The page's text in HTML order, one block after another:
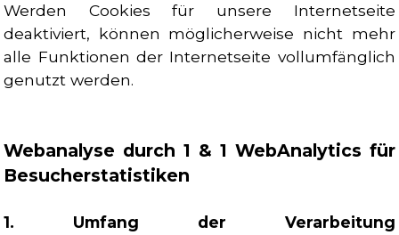
Werden Cookies für unsere Internetseite
deaktiviert, können möglicherweise nicht mehr
alle Funktionen der Internetseite vollumfänglich
genutzt werden.
Webanalyse durch 1 & 1 WebAnalytics für
Besucherstatistiken
1. Umfang der Verarbeitung